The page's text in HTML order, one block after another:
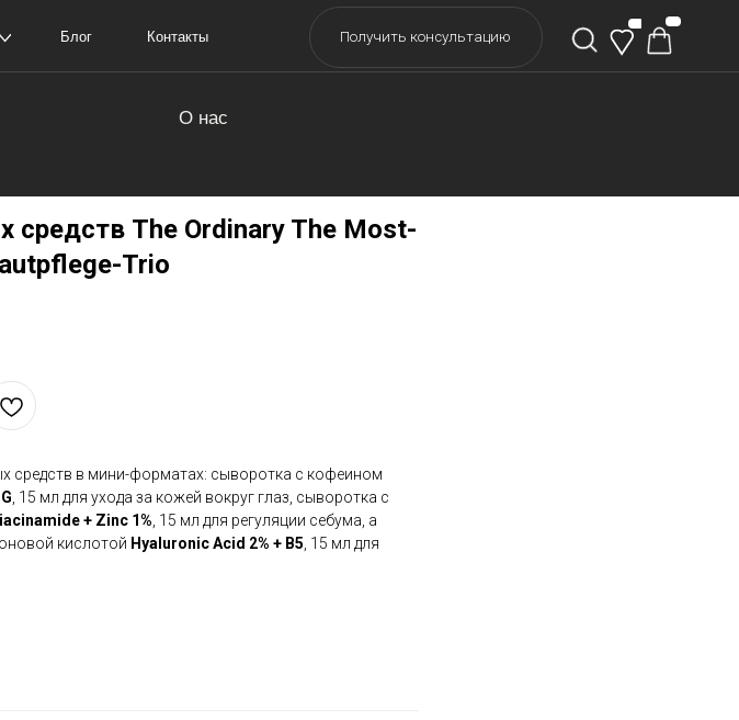
The Ordinary The Most-
Trio
средств в мини-форматах: сыворотка с кофеином
, 15 мл для ухода за кожей вокруг глаз, сыворотка с
+ Zinc 1% , 15 мл для регуляции себума, а
кислотой Hyaluronic Acid 2% + B5 , 15 мл для
Контакты Получить консультацию